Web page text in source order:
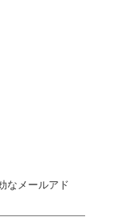
なメールアド